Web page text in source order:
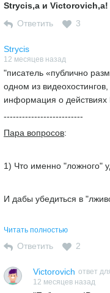
Strycis,а и Victorovich,а!
Ответить
3
Strycis
12 месяцев назад
"писатель «публично
одном из
информация о
--------------------------
Пара вопросов:
1) Что именно "ложного"
И дабы убедиться в
2) Чем отличается "
открытом доступе"?
Читать полностью
Ответить 2
Victorovich ответ
12 месяцев назад